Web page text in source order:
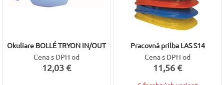
Okuliare BOLLÉ TRYON IN/OUT
Cena s DPH od
12,03 €
Pracovná prilba LAS S14
Cena s DPH od
11,56 €